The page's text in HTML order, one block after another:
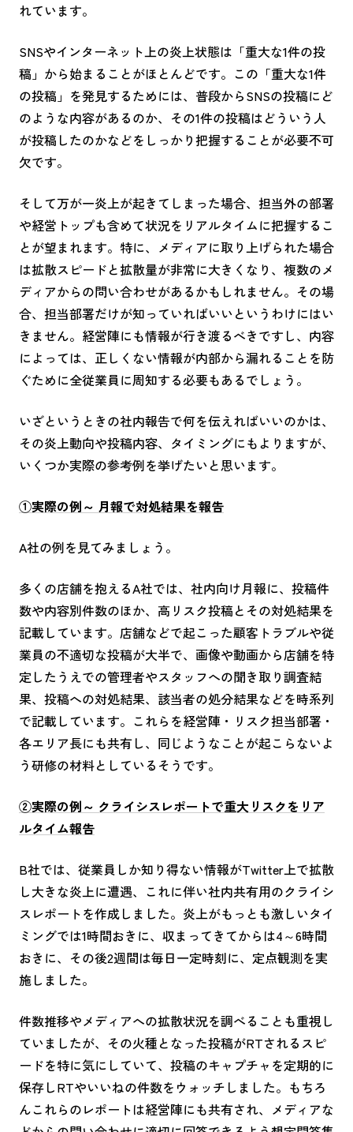
れています。
SNSやインターネット上の炎上状態は「重大な1件の投
稿」から始まることがほとんどです。この「重大な1件
の投稿」を発見するためには、普段からSNSの投稿にど
のような内容があるのか、その1件の投稿はどういう人
が投稿したのかなどをしっかり把握することが必要不可
欠です。
そして万が一炎上が起きてしまった場合、担当外の部署
や経営トップも含めて状況をリアルタイムに把握するこ
とが望まれます。特に、メディアに取り上げられた場合
は拡散スピードと拡散量が非常に大きくなり、複数のメ
ディアからの問い合わせがあるかもしれません。その場
合、担当部署だけが知っていればいいというわけにはい
きません。経営陣にも情報が行き渡るべきですし、内容
によっては、正しくない情報が内部から漏れることを防
ぐために全従業員に周知する必要もあるでしょう。
いざというときの社内報告で何を伝えればいいのかは、
その炎上動向や投稿内容、タイミングにもよりますが、
いくつか実際の参考例を挙げたいと思います。
①実際の例～ 月報で対処結果を報告
A社の例を見てみましょう。
多くの店舗を抱えるA社では、社内向け月報に、投稿件
数や内容別件数のほか、高リスク投稿とその対処結果を
記載しています。店舗などで起こった顧客トラブルや従
業員の不適切な投稿が大半で、画像や動画から店舗を特
定したうえでの管理者やスタッフへの聞き取り調査結
果、投稿への対処結果、該当者の処分結果などを時系列
で記載しています。これらを経営陣・リスク担当部署・
各エリア長にも共有し、同じようなことが起こらないよ
う研修の材料としているそうです。
②実際の例～ クライシスレポートで重大リスクをリア
ルタイム報告
B社では、従業員しか知り得ない情報がTwitter上で拡散
し大きな炎上に遭遇、これに伴い社内共有用のクライシ
スレポートを作成しました。炎上がもっとも激しいタイ
ミングでは1時間おきに、収まってきてからは4～6時間
おきに、その後2週間は毎日一定時刻に、定点観測を実
施しました。
件数推移やメディアへの拡散状況を調べることも重視し
ていましたが、その火種となった投稿がRTされるスピ
ードを特に気にしていて、投稿のキャプチャを定期的に
保存しRTやいいねの件数をウォッチしました。もちろ
んこれらのレポートは経営陣にも共有され、メディアな